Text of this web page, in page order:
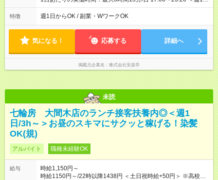
～/短時間OK！＞ ※18歳未満・高校生は21:30までの勤務 ・シフ
トは自己申告制だから私生活優先でOK◎ ・週1日もあれば週5日
して短時間」など希望に合わせて働けます！
特徴 週1日からOK / 副業・WワークOK
気になる！ 応募する 詳細へ
掲載元企業名 株式会社安楽亭
未読
七輪房 大間木店のランチ接客扶養内◎＜週1
日/3h～＞お昼のスキマにサクッと稼げる！染髪
OK(規)
アルバイト 職種未経験OK
給与
時給1,150円～
時給1150円～/22時以降1438円 ＜土日祝時給+50円＞ ※高校生